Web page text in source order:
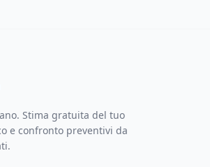
Stima gratuita del tuo
e confronto preventivi da